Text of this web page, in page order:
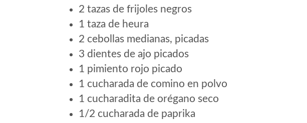
2 tazas de frijoles negros
1 taza de heura
2 cebollas medianas, picadas
3 dientes de ajo picados
1 pimiento rojo picado
1 cucharada de comino en polvo
1 cucharadita de orégano seco
1/2 cucharada de paprika